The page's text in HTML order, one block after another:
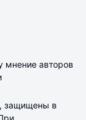
мнение авторов
защищены в